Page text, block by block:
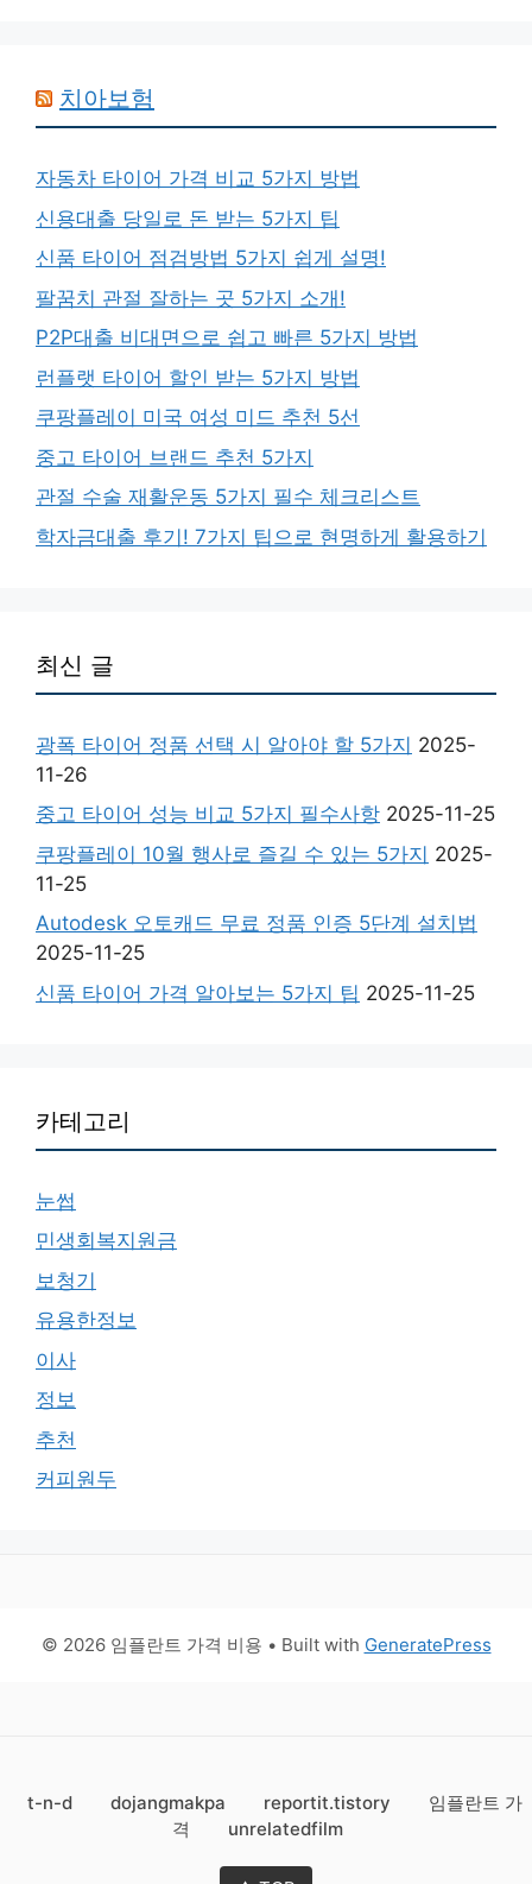
치아보험
자동차 타이어 가격 비교 5가지 방법
신용대출 당일로 돈 받는 5가지 팁
신품 타이어 점검방법 5가지 쉽게 설명!
팔꿈치 관절 잘하는 곳 5가지 소개!
P2P대출 비대면으로 쉽고 빠른 5가지 방법
런플랫 타이어 할인 받는 5가지 방법
쿠팡플레이 미국 여성 미드 추천 5선
중고 타이어 브랜드 추천 5가지
관절 수술 재활운동 5가지 필수 체크리스트
학자금대출 후기! 7가지 팁으로 현명하게 활용하기
최신 글
광폭 타이어 정품 선택 시 알아야 할 5가지 2025-
11-26
중고 타이어 성능 비교 5가지 필수사항 2025-11-25
쿠팡플레이 10월 행사로 즐길 수 있는 5가지 2025-
11-25
Autodesk 오토캐드 무료 정품 인증 5단계 설치법
2025-11-25
신품 타이어 가격 알아보는 5가지 팁 2025-11-25
카테고리
눈썹
민생회복지원금
보청기
유용한정보
이사
정보
추천
커피원두
© 2026 임플란트 가격 비용 • Built with GeneratePress
t-n-d dojangmakpa reportit.tistory
임플란트 가
격
unrelatedfilm